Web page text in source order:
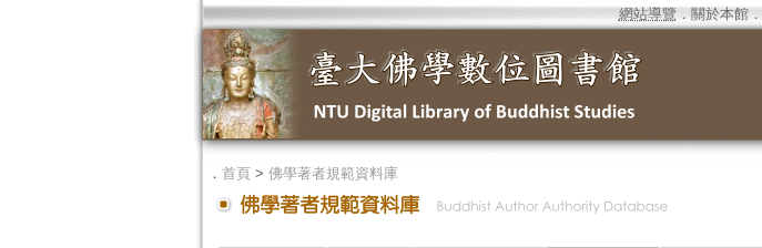
網站導覽 ． 關於本館．
． 首頁> 佛學著者規範資料庫